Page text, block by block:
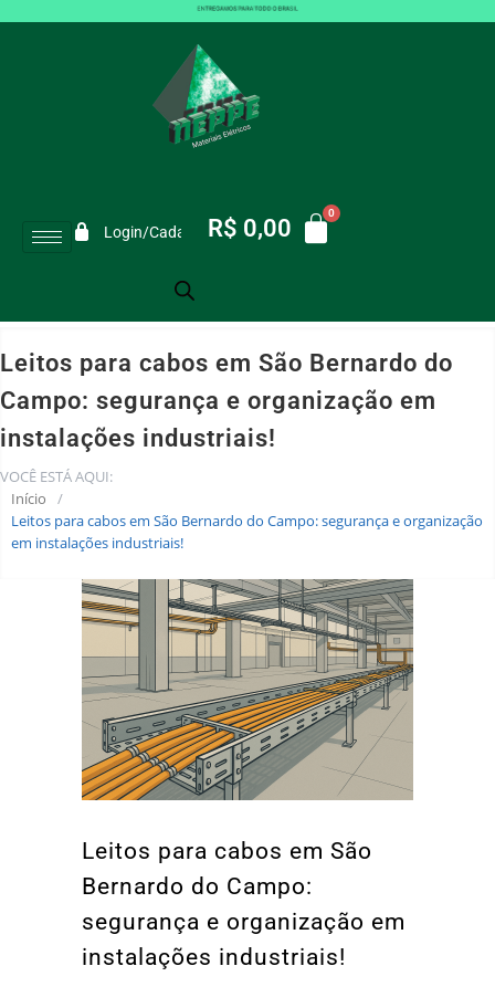
Login/CadastroR$ 0,00
Leitos para cabos em São Bernardo do
Campo: segurança e organização em
instalações industriais!
VOCÊ ESTÁ AQUI:
Início
/
Leitos para cabos em São Bernardo do Campo: segurança e organização
em instalações industriais!
Leitos para cabos em São
Bernardo do Campo:
segurança e organização em
instalações industriais!